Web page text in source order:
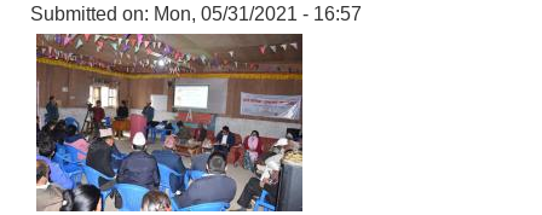
Submitted on: Mon, 05/31/2021 - 16:57